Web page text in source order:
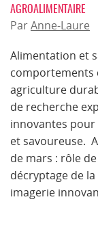
AGROALIMENTAIRE
ParAnne-Laure
Alimentation et
comportements
agriculture
de recherche
innovantes
et savoureuse.
de mars : rôle
décryptage de
imagerie